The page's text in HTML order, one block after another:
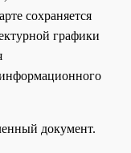
сохраняется
графики
документ.